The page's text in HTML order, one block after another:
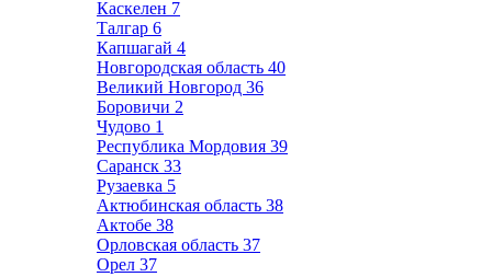
Каскелен 7
Талгар 6
Капшагай 4
Новгородская область 40
Великий Новгород 36
Боровичи 2
Чудово 1
Республика Мордовия 39
Саранск 33
Рузаевка 5
Актюбинская область 38
Актобе 38
Орловская область 37
Орел 37